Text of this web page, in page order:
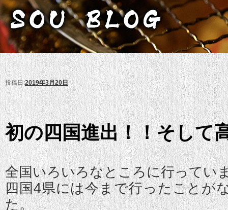
初の四国進出！！そして
投稿日:2019年3月20日
全国いろいろなところに行ってい
四国4県には今まで行ったことが
た。